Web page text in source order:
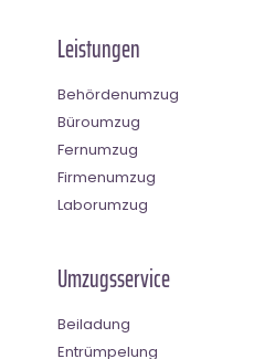
Leistungen
Behördenumzug
Büroumzug
Fernumzug
Firmenumzug
Laborumzug
Umzugsservice
Beiladung
Entrümpelung